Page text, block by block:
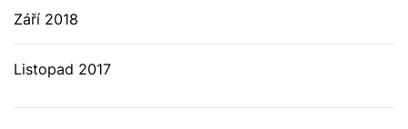
Září 2018
Listopad 2017